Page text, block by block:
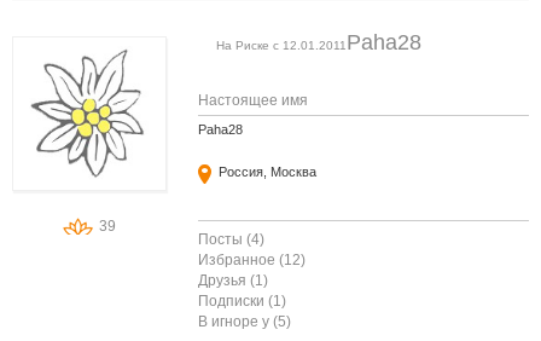
39
Paha28
На Риске с 12.01.2011
Настоящее имя
Paha28
Россия, Москва
Посты (4)
Избранное (12)
Друзья (1)
Подписки (1)
В игноре у (5)